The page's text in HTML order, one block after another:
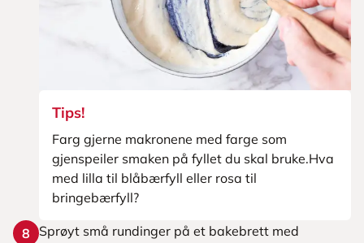
Tips!
Farg gjerne makronene med farge som
gjenspeiler smaken på fyllet du skal bruke.Hva
med lilla til blåbærfyll eller rosa til
bringebærfyll?
8
Sprøyt små rundinger på et bakebrett med